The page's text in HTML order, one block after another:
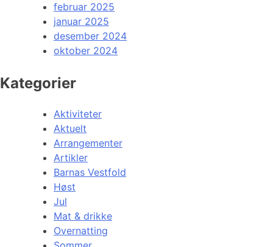
februar 2025
januar 2025
desember 2024
oktober 2024
Kategorier
Aktiviteter
Aktuelt
Arrangementer
Artikler
Barnas Vestfold
Høst
Jul
Mat & drikke
Overnatting